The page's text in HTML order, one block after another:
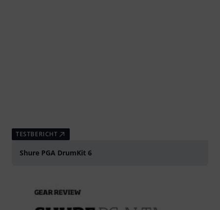
TESTBERICHT
Shure PGA DrumKit 6